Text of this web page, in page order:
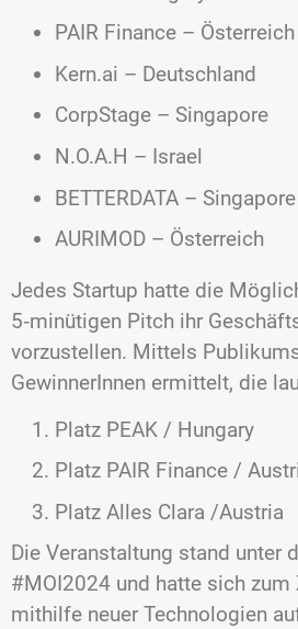
PAIR Finance – Österreich
Kern.ai – Deutschland
CorpStage – Singapore
N.O.A.H – Israel
BETTERDATA – Singapore
AURIMOD – Österreich
Jedes Startup hatte die
5‑minütigen Pitch ihr
vorzustellen. Mittels
GewinnerInnen ermittelt, die
Platz PEAK / Hungary
Platz PAIR Finance /
Platz Alles Clara /Austria
Die Veranstaltung stand unter
#MOI2024 und hatte sich zum
mithilfe neuer Technologien